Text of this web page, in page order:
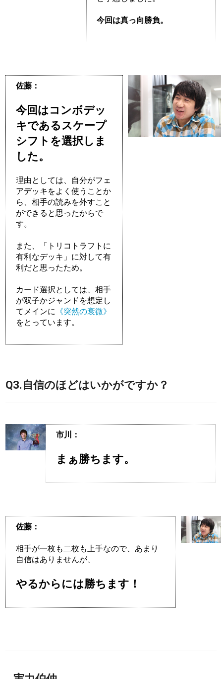
今回は真っ向勝負。
佐藤：
今回はコンボデッ
キであるスケープ
シフトを選択しま
した。
理由としては、自分がフェ
アデッキをよく使うことか
ら、相手の読みを外すこと
ができると思ったからで
す。
また、「トリコトラフトに
有利なデッキ」に対して有
利だと思ったため。
カード選択としては、相手
が双子かジャンドを想定し
てメインに 《突然の衰微》
をとっています。
Q3.自信のほどはいかがですか？
市川：
まぁ勝ちます。
佐藤：
相手が一枚も二枚も上手なので、あまり
自信はありませんが、
やるからには勝ちます！